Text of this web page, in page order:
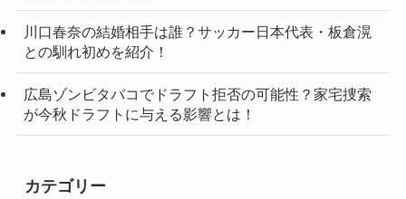
川口春奈の結婚相手は誰？サッカー日本代表・板倉滉
との馴れ初めを紹介！
広島ゾンビタバコでドラフト拒否の可能性？家宅捜索
が今秋ドラフトに与える影響とは！
カテゴリー